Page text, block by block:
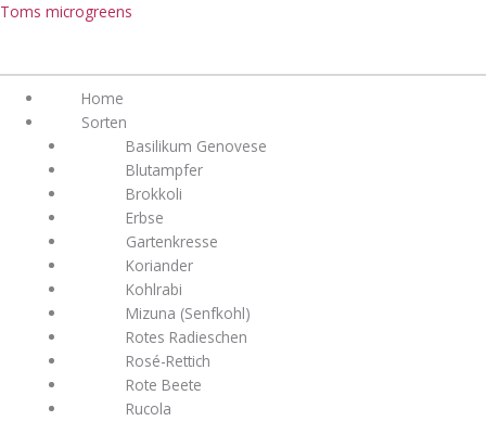
Zum
Toms microgreens
Menü
Home
Sorten
Basilikum Genovese
Blutampfer
Brokkoli
Erbse
Gartenkresse
Koriander
Kohlrabi
Mizuna (Senfkohl)
Rotes Radieschen
Rosé-Rettich
Rote Beete
Rucola
Menü